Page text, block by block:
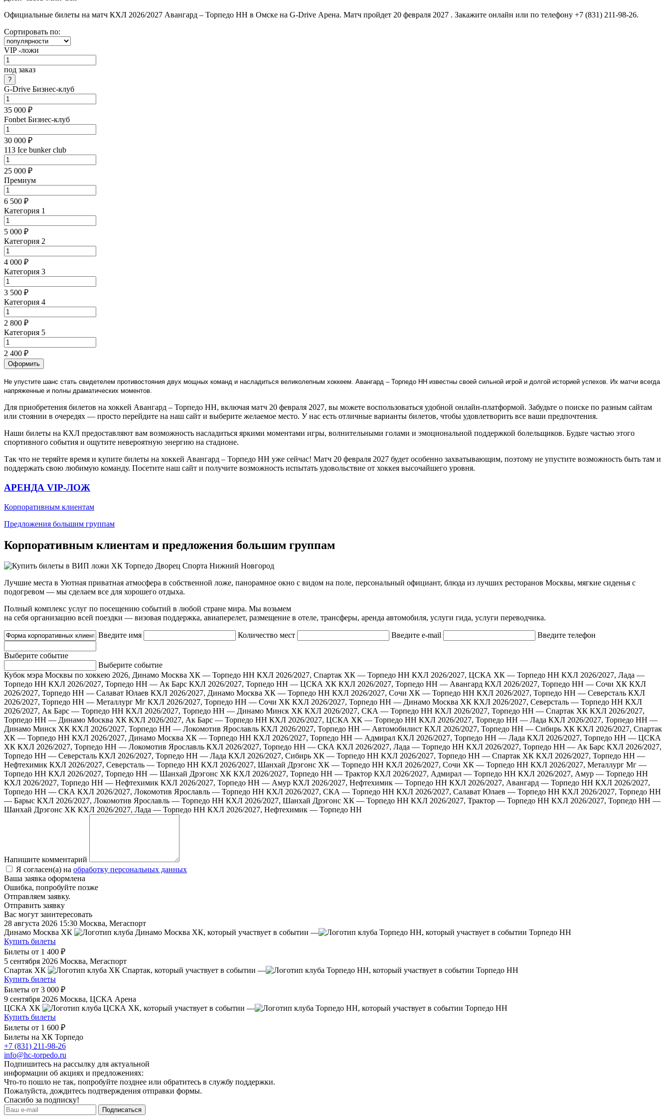
Официальные билеты на матч КХЛ 2026/2027 Авангард – Торпедо НН в Омске на G-Drive Арена. Матч пройдет 20 февраля 2027 . Закажите онлайн или по телефону +7 (831) 211-98-26.
Сортировать по:
VIP -ложи
под заказ
G-Drive Бизнес-клуб
35 000 ₽
Fonbet Бизнес-клуб
30 000 ₽
113 Ice bunker club
25 000 ₽
Премиум
6 500 ₽
Категория 1
5 000 ₽
Категория 2
4 000 ₽
Категория 3
3 500 ₽
Категория 4
2 800 ₽
Категория 5
2 400 ₽
Оформить
Не упустите шанс стать свидетелем противостояния двух мощных команд и насладиться великолепным хоккеем. Авангард – Торпедо НН известны своей сильной игрой и долгой историей успехов. Их матчи всегда
напряженные и полны драматических моментов.
Для приобретения билетов на хоккей Авангард – Торпедо НН, включая матч 20 февраля 2027, вы можете воспользоваться удобной онлайн-платформой. Забудьте о поиске по разным сайтам
или стоянии в очередях — просто перейдите на наш сайт и выберите желаемое место. У нас есть отличные варианты билетов, чтобы удовлетворить все ваши предпочтения.
Наши билеты на КХЛ предоставляют вам возможность насладиться яркими моментами игры, волнительными голами и эмоциональной поддержкой болельщиков. Будьте частью этого
спортивного события и ощутите невероятную энергию на стадионе.
Так что не теряйте время и купите билеты на хоккей Авангард – Торпедо НН уже сейчас! Матч 20 февраля 2027 будет особенно захватывающим, поэтому не упустите возможность быть там и
поддержать свою любимую команду. Посетите наш сайт и получите возможность испытать удовольствие от хоккея высочайшего уровня.
АРЕНДА VIP-ЛОЖ
Корпоративным клиентам
Предложения большим группам
Корпоративным клиентам и предложения большим группам
Лучшие места в Уютная приватная атмосфера в собственной ложе, панорамное окно с видом на поле, персональный официант, блюда из лучших ресторанов Москвы, мягкие сиденья с
подогревом — мы сделаем все для хорошего отдыха.
Полный комплекс услуг по посещению событий в любой стране мира. Мы возьмем
на себя организацию всей поездки — визовая поддержка, авиаперелет, размещение в отеле, трансферы, аренда автомобиля, услуги гида, услуги переводчика.
Введите имя Количество мест Введите e-mail Введите телефон
Выберите событие
Выберите событие
Кубок мэра Москвы по хоккею 2026, Динамо Москва ХК — Торпедо НН КХЛ 2026/2027, Спартак ХК — Торпедо НН КХЛ 2026/2027, ЦСКА ХК — Торпедо НН КХЛ 2026/2027, Лада —
Торпедо НН КХЛ 2026/2027, Торпедо НН — Ак Барс КХЛ 2026/2027, Торпедо НН — ЦСКА ХК КХЛ 2026/2027, Торпедо НН — Авангард КХЛ 2026/2027, Торпедо НН — Сочи ХК КХЛ
2026/2027, Торпедо НН — Салават Юлаев КХЛ 2026/2027, Динамо Москва ХК — Торпедо НН КХЛ 2026/2027, Сочи ХК — Торпедо НН КХЛ 2026/2027, Торпедо НН — Северсталь КХЛ
2026/2027, Торпедо НН — Металлург Мг КХЛ 2026/2027, Торпедо НН — Сочи ХК КХЛ 2026/2027, Торпедо НН — Динамо Москва ХК КХЛ 2026/2027, Северсталь — Торпедо НН КХЛ
2026/2027, Ак Барс — Торпедо НН КХЛ 2026/2027, Торпедо НН — Динамо Минск ХК КХЛ 2026/2027, СКА — Торпедо НН КХЛ 2026/2027, Торпедо НН — Спартак ХК КХЛ 2026/2027,
Торпедо НН — Динамо Москва ХК КХЛ 2026/2027, Ак Барс — Торпедо НН КХЛ 2026/2027, ЦСКА ХК — Торпедо НН КХЛ 2026/2027, Торпедо НН — Лада КХЛ 2026/2027, Торпедо НН —
Динамо Минск ХК КХЛ 2026/2027, Торпедо НН — Локомотив Ярославль КХЛ 2026/2027, Торпедо НН — Автомобилист КХЛ 2026/2027, Торпедо НН — Сибирь ХК КХЛ 2026/2027, Спартак
ХК — Торпедо НН КХЛ 2026/2027, Динамо Москва ХК — Торпедо НН КХЛ 2026/2027, Торпедо НН — Адмирал КХЛ 2026/2027, Торпедо НН — Лада КХЛ 2026/2027, Торпедо НН — ЦСКА
ХК КХЛ 2026/2027, Торпедо НН — Локомотив Ярославль КХЛ 2026/2027, Торпедо НН — СКА КХЛ 2026/2027, Лада — Торпедо НН КХЛ 2026/2027, Торпедо НН — Ак Барс КХЛ 2026/2027,
Торпедо НН — Северсталь КХЛ 2026/2027, Торпедо НН — Лада КХЛ 2026/2027, Сибирь ХК — Торпедо НН КХЛ 2026/2027, Торпедо НН — Спартак ХК КХЛ 2026/2027, Торпедо НН —
Нефтехимик КХЛ 2026/2027, Северсталь — Торпедо НН КХЛ 2026/2027, Шанхай Дрэгонс ХК — Торпедо НН КХЛ 2026/2027, Сочи ХК — Торпедо НН КХЛ 2026/2027, Металлург Мг —
Торпедо НН КХЛ 2026/2027, Торпедо НН — Шанхай Дрэгонс ХК КХЛ 2026/2027, Торпедо НН — Трактор КХЛ 2026/2027, Адмирал — Торпедо НН КХЛ 2026/2027, Амур — Торпедо НН
КХЛ 2026/2027, Торпедо НН — Нефтехимик КХЛ 2026/2027, Торпедо НН — Амур КХЛ 2026/2027, Нефтехимик — Торпедо НН КХЛ 2026/2027, Авангард — Торпедо НН КХЛ 2026/2027,
Торпедо НН — СКА КХЛ 2026/2027, Локомотив Ярославль — Торпедо НН КХЛ 2026/2027, СКА — Торпедо НН КХЛ 2026/2027, Салават Юлаев — Торпедо НН КХЛ 2026/2027, Торпедо НН
— Барыс КХЛ 2026/2027, Локомотив Ярославль — Торпедо НН КХЛ 2026/2027, Шанхай Дрэгонс ХК — Торпедо НН КХЛ 2026/2027, Трактор — Торпедо НН КХЛ 2026/2027, Торпедо НН —
Шанхай Дрэгонс ХК КХЛ 2026/2027, Лада — Торпедо НН КХЛ 2026/2027, Нефтехимик — Торпедо НН
Напишите комментарий
Я согласен(а) на обработку персональных данных
Ваша заявка оформлена
Ошибка, попробуйте позже
Отправляем заявку.
Отправить заявку
Вас могут заинтересовать
28 августа 2026 15:30 Москва, Мегаспорт
Динамо Москва ХК
—
Торпедо НН
Купить билеты
Билеты от 1 400 ₽
5 сентября 2026 Москва, Мегаспорт
Спартак ХК
—
Торпедо НН
Купить билеты
Билеты от 3 000 ₽
9 сентября 2026 Москва, ЦСКА Арена
ЦСКА ХК
—
Торпедо НН
Купить билеты
Билеты от 1 600 ₽
Билеты на ХК Торпедо
+7 (831) 211-98-26
info@hc-torpedo.ru
Подпишитесь на рассылку для актуальной
информации об акциях и предложениях:
Что-то пошло не так, попробуйте позднее или обратитесь в службу поддержки.
Пожалуйста, дождитесь подтверждения отправки формы.
Спасибо за подписку!
Подписаться